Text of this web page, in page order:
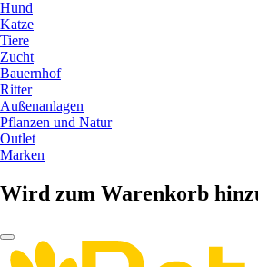
Hund
Katze
Tiere
Zucht
Bauernhof
Ritter
Außenanlagen
Pflanzen und Natur
Outlet
Marken
Wird zum Warenkorb